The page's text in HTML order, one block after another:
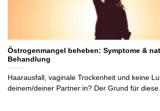
Östrogenmangel beheben: Symptome &
Behandlung
Haarausfall, vaginale Trockenheit und keine
deinem/deiner Partner:in? Der Grund für